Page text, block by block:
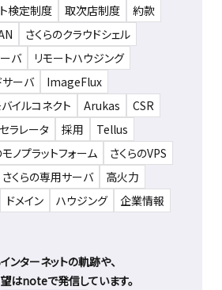
検定制度 取次店制度
約款
さくらのクラウドシェル
バ
リモートハウジング
サーバ
ImageFlux
イルコネクト
Arukas
CSR
ラレータ
採用
Tellus
モノプラットフォーム
さくらのVPS
さくらの専用サーバ
高火力
ドメイン ハウジング 企業情報
ンターネットの軌跡や、
はnoteで発信しています。